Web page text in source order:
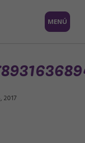
MENÚ
2017